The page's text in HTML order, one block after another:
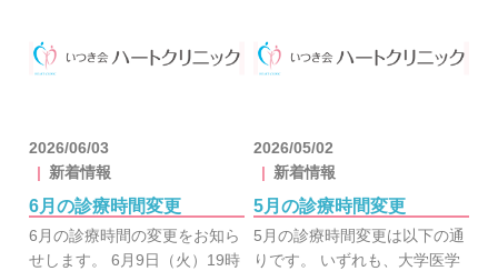
2026/06/03
新着情報
6月の診療時間変更
6月の診療時間の変更をお知ら
せします。 6月9日（火）19時
2026/05/02
新着情報
5月の診療時間変更
5月の診療時間変更は以下の通
りです。 いずれも、大学医学